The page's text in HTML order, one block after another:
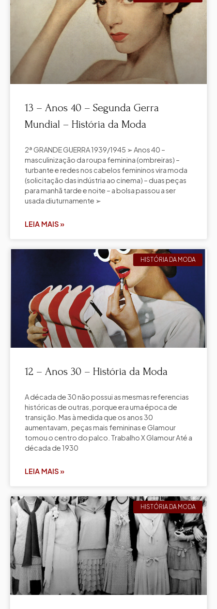
13 – Anos 40 – Segunda Gerra
Mundial – História da Moda
2ª GRANDE GUERRA 1939/1945 ➢ Anos 40 –
masculinização da roupa feminina (ombreiras) –
turbante e redes nos cabelos femininos vira moda
(solicitação das indústria ao cinema) – duas peças
para manhã tarde e noite – a bolsa passou a ser
usada diuturnamente ➢
LEIA MAIS »
HISTÓRIA DA MODA
12 – Anos 30 – História da Moda
A década de 30 não possui as mesmas referencias
históricas de outras, porque era uma época de
transição. Mas à medida que os anos 30
aumentavam, peças mais femininas e Glamour
tomou o centro do palco. Trabalho X Glamour Até a
década de 1930
LEIA MAIS »
HISTÓRIA DA MODA